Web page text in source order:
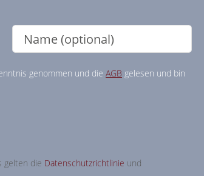
genommen und die AGB gelesen und bin
gelten die Datenschutzrichtlinie und